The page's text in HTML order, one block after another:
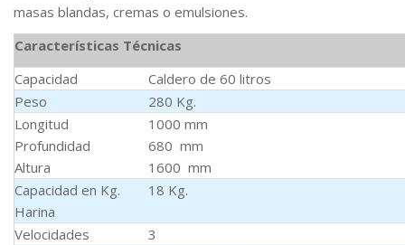
masas blandas, cremas o emulsiones.
Características Técnicas
Capacidad
Caldero de 60 litros
Peso
280 Kg.
Longitud
Profundidad
Altura
1000 mm
680 mm
1600 mm
Capacidad en Kg.
Harina
18 Kg.
Velocidades
3